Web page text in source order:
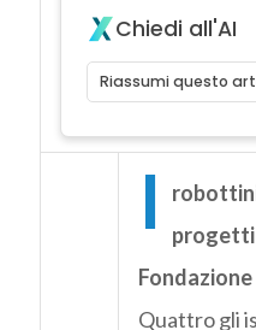
Chiedi all'AI
Riassumi questo
I
progetti
Quattro gli